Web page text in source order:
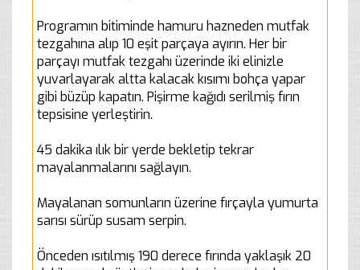
Programın bitiminde hamuru hazneden mutfak
tezgahına alıp 10 eşit parçaya ayırın. Her bir
parçayı mutfak tezgahı üzerinde iki elinizle
yuvarlayarak altta kalacak kısımı bohça yapar
gibi büzüp kapatın. Pişirme kağıdı serilmiş fırın
tepsisine yerleştirin.
45 dakika ılık bir yerde bekletip tekrar
mayalanmalarını sağlayın.
Mayalanan somunların üzerine fırçayla yumurta
sarısı sürüp susam serpin.
Önceden ısıtılmış 190 derece fırında yaklaşık 20